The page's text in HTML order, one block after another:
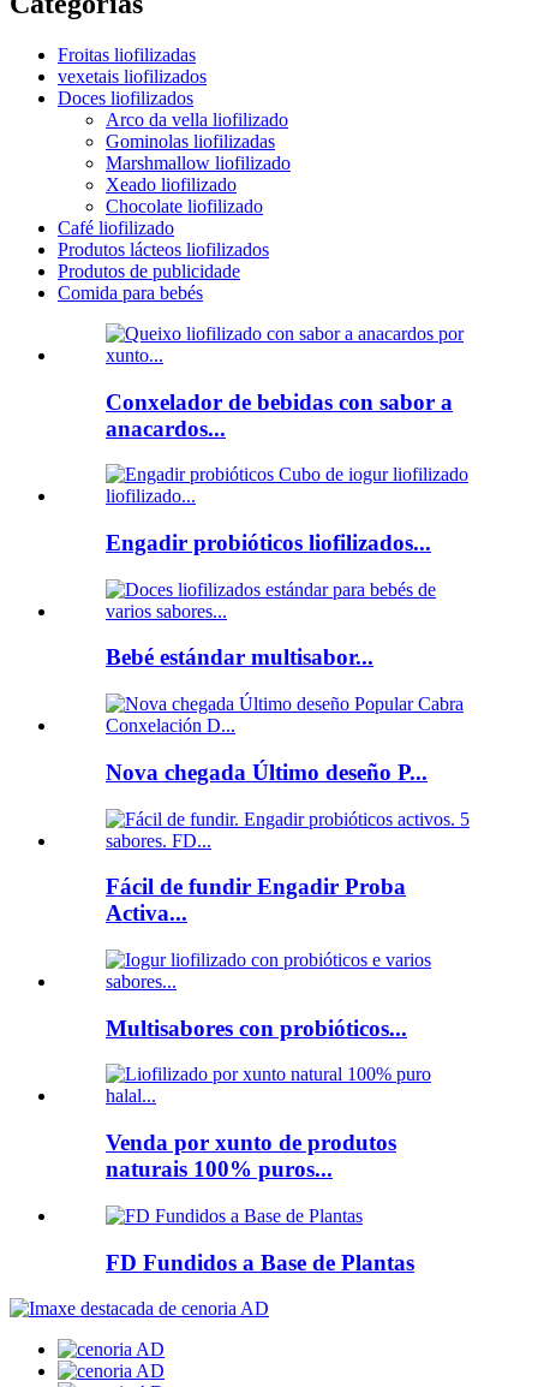
Froitas liofilizadas
vexetais liofilizados
Doces liofilizados
Arco da vella liofilizado
Gominolas liofilizadas
Marshmallow liofilizado
Xeado liofilizado
Chocolate liofilizado
Café liofilizado
Produtos lácteos liofilizados
Produtos de publicidade
Comida para bebés
Conxelador de bebidas con sabor a
anacardos...
Engadir probióticos liofilizados...
Bebé estándar multisabor...
Nova chegada Último deseño P...
Fácil de fundir Engadir Proba
Activa...
Multisabores con probióticos...
Venda por xunto de produtos
naturais 100% puros...
FD Fundidos a Base de Plantas